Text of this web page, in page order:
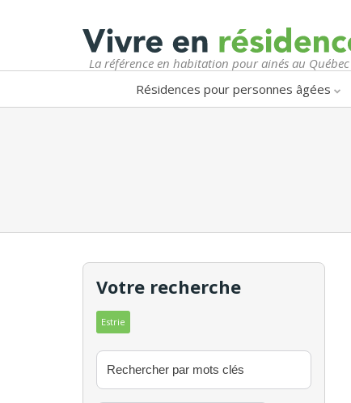
La référence en habitation pour ainés au Québec
Résidences pour personnes âgées
Votre recherche
Estrie